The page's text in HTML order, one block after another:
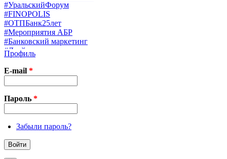
#УральскийФорум
#FINOPOLIS
#ОТПБанк25лет
#Мероприятия АБР
#Банковский маркетинг
#Драйверы страхования
#Финконгресс ЦБ
#PB&WM
#UX/CX
#Экосистемы
X
Профиль
E-mail *
Пароль *
Забыли пароль?